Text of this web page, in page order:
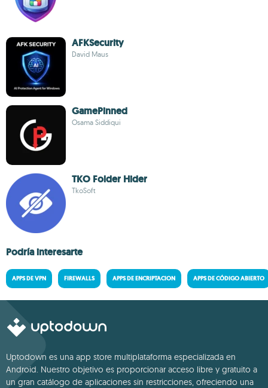
AFKSecurity
David Maus
GamePinned
Osama Siddiqui
TKO Folder Hider
TkoSoft
Podría interesarte
APPS DE VPN FIREWALLS APPS DE ENCRIPTACION APPS DE CÓDIGO ABIERTO
Uptodown es una app store multiplataforma especializada en
Android. Nuestro objetivo es proporcionar acceso libre y gratuito a
un gran catálogo de aplicaciones sin restricciones, ofreciendo una